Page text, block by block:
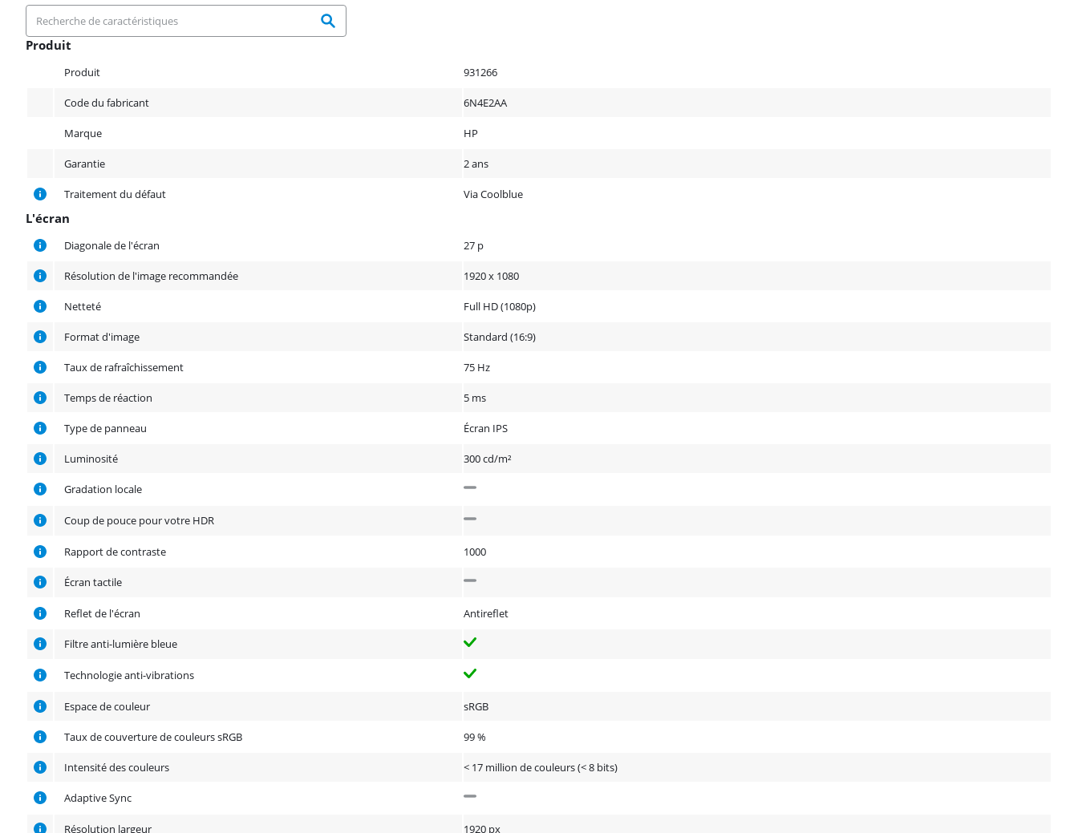
Produit
Produit 931266
Code du fabricant 6N4E2AA
Marque HP
Garantie 2 ans
Traitement du défaut Via Coolblue
L'écran
Diagonale de l'écran 27 p
Résolution de l'image recommandée 1920 x 1080
Netteté Full HD (1080p)
Format d'image Standard (16:9)
Taux de rafraîchissement 75 Hz
Temps de réaction 5 ms
Type de panneau Écran IPS
Luminosité 300 cd/m²
Gradation locale
Coup de pouce pour votre HDR
Rapport de contraste 1000
Écran tactile
Reflet de l'écran Antireflet
Filtre anti-lumière bleue
Technologie anti-vibrations
Espace de couleur sRGB
Taux de couverture de couleurs sRGB 99 %
Intensité des couleurs < 17 million de couleurs (< 8 bits)
Adaptive Sync
Résolution largeur 1920 px